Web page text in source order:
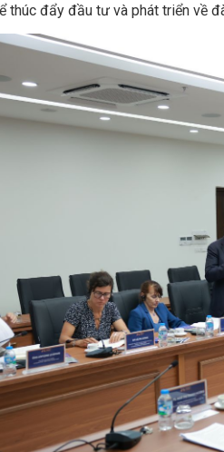
thúc đẩy đầu tư và phát triển về